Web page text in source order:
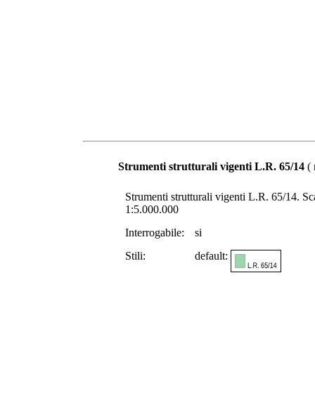
Strumenti strutturali vigenti L.R. 65/14 (
Strumenti strutturali vigenti L.R. 65/14.
1:5.000.000
Interrogabile:
si
Stili:
default: